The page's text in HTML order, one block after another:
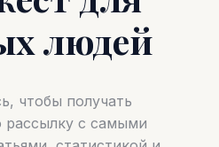
людей
чтобы получать
с самыми